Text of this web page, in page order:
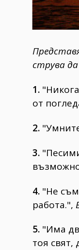
струва
1.
от
2.
3.
4. "Не
работа.",
5. "Има
тоя свят,